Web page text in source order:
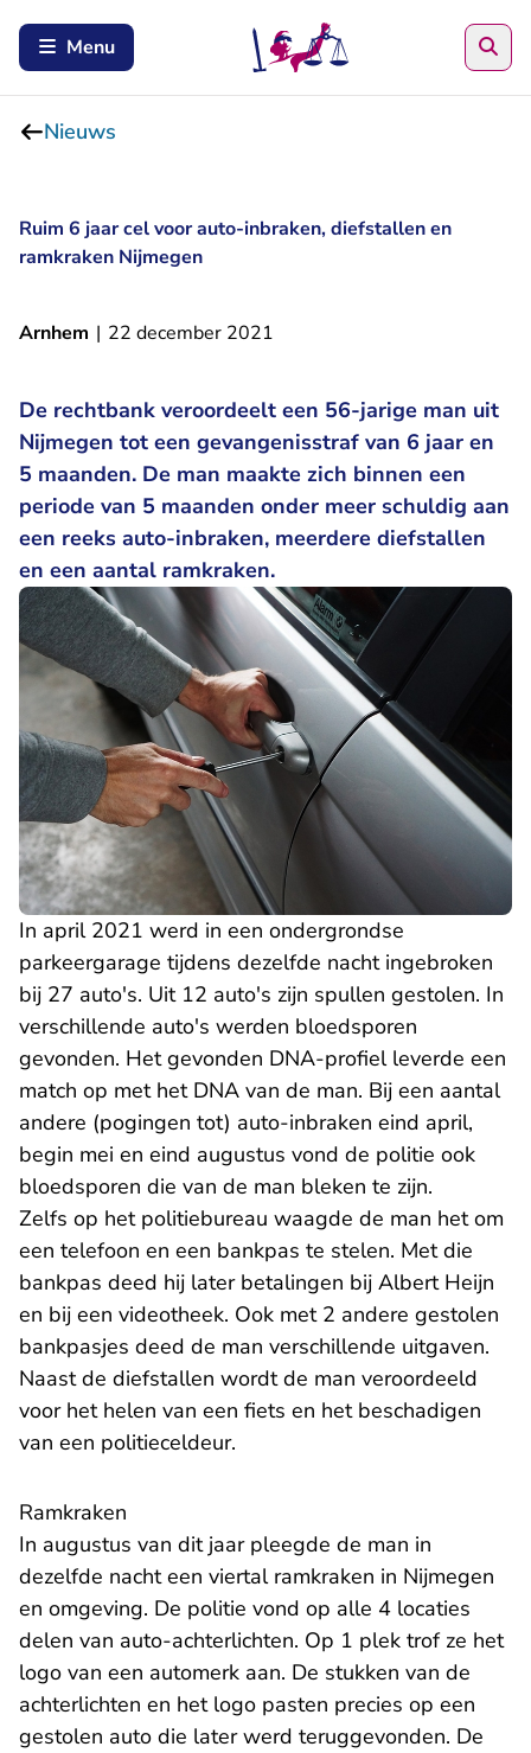
Menu
Nieuws
Ruim 6 jaar cel voor auto-inbraken, diefstallen en
ramkraken Nijmegen
Arnhem | 22 december 2021
De rechtbank veroordeelt een 56-jarige man uit
Nijmegen tot een gevangenisstraf van 6 jaar en
5 maanden. De man maakte zich binnen een
periode van 5 maanden onder meer schuldig aan
een reeks auto-inbraken, meerdere diefstallen
en een aantal ramkraken.
In april 2021 werd in een ondergrondse
parkeergarage tijdens dezelfde nacht ingebroken
bij 27 auto's. Uit 12 auto's zijn spullen gestolen. In
verschillende auto's werden bloedsporen
gevonden. Het gevonden DNA-profiel leverde een
match op met het DNA van de man. Bij een aantal
andere (pogingen tot) auto-inbraken eind april,
begin mei en eind augustus vond de politie ook
bloedsporen die van de man bleken te zijn.
Zelfs op het politiebureau waagde de man het om
een telefoon en een bankpas te stelen. Met die
bankpas deed hij later betalingen bij Albert Heijn
en bij een videotheek. Ook met 2 andere gestolen
bankpasjes deed de man verschillende uitgaven.
Naast de diefstallen wordt de man veroordeeld
voor het helen van een fiets en het beschadigen
van een politieceldeur.
Ramkraken
In augustus van dit jaar pleegde de man in
dezelfde nacht een viertal ramkraken in Nijmegen
en omgeving. De politie vond op alle 4 locaties
delen van auto-achterlichten. Op 1 plek trof ze het
logo van een automerk aan. De stukken van de
achterlichten en het logo pasten precies op een
gestolen auto die later werd teruggevonden. De